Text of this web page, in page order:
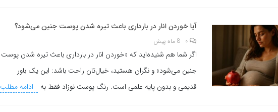
آیا خوردن انار در بارداری باعث تیره شدن پوست جنین می‌شود؟
۰ 8 ماه پیش
اگر شما هم شنیده‌اید که «خوردن انار در بارداری باعث تیره شدن پوست
جنین می‌شود» و نگران هستید، خیال‌تان راحت باشد: این یک باور
قدیمی و بدون پایه علمی است. رنگ پوست نوزاد فقط به
ادامه مطلب